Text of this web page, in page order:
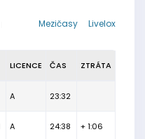
Livelox
Mezičasy
LICENCE ČAS ZTRÁTA
A 23:32
A 24:38 + 1:06